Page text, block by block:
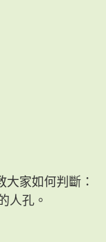
家如何判斷：
人孔。